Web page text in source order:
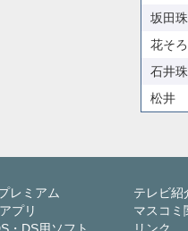
坂田
花そ
石井
松井
レミアム
プリ
テレビ紹
マスコミ